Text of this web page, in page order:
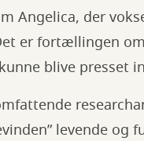
Angelica, der
er fortællingen
blive presset
levende og